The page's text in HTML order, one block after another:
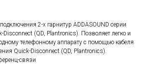
2-х гарнитур ADDASOUND серии
(QD, Plantronics). Позволяет легко и
телефонному аппарату с помощью кабеля
Quick-Disconnect (QD, Plantronics).
связи